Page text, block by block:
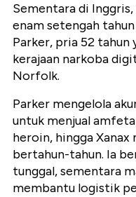
Sementara di
enam setengah
Parker, pria 52 tahun
kerajaan narkoba
Norfolk.
Parker mengelola
untuk menjual
heroin, hingga Xanax
bertahun-tahun. Ia
tunggal, sementara
membantu logistik